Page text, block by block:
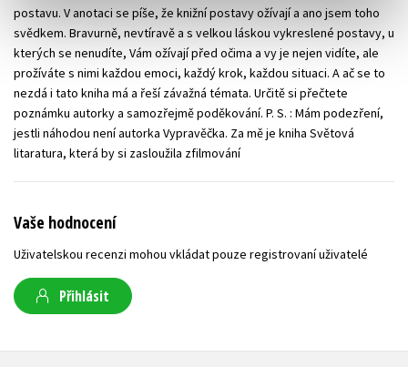
postavu. V anotaci se píše, že knižní postavy ožívají a ano jsem toho
svědkem. Bravurně, nevtíravě a s velkou láskou vykreslené postavy, u
kterých se nenudíte, Vám ožívají před očima a vy je nejen vidíte, ale
prožíváte s nimi každou emoci, každý krok, každou situaci. A ač se to
nezdá i tato kniha má a řeší závažná témata. Určitě si přečtete
poznámku autorky a samozřejmě poděkování. P. S. : Mám podezření,
jestli náhodou není autorka Vypravěčka. Za mě je kniha Světová
litaratura, která by si zasloužila zfilmování
Vaše hodnocení
Uživatelskou recenzi mohou vkládat pouze registrovaní uživatelé
Přihlásit